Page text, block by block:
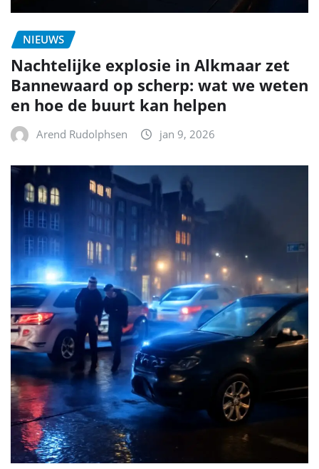
NIEUWS
Nachtelijke explosie in Alkmaar zet
Bannewaard op scherp: wat we weten
en hoe de buurt kan helpen
Arend Rudolphsen jan 9, 2026